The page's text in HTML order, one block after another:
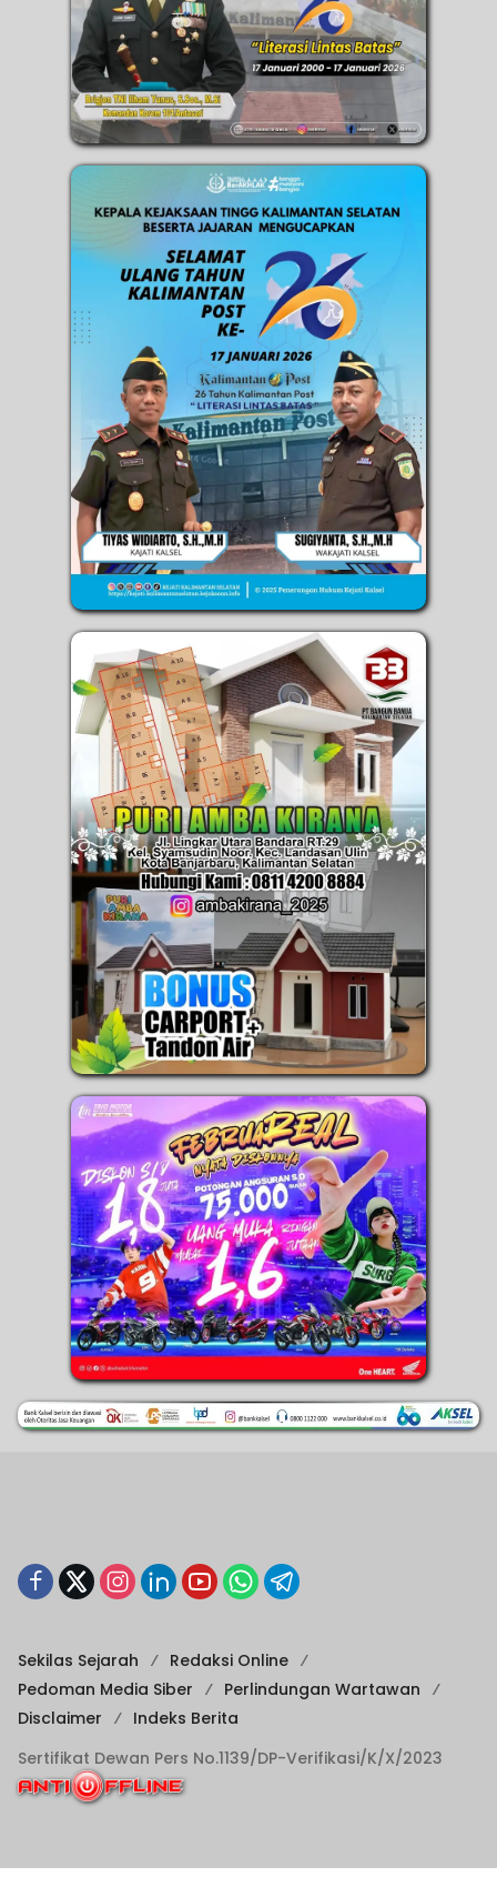
Sekilas Sejarah
Redaksi Online
Pedoman Media Siber
Perlindungan Wartawan
Disclaimer
Indeks Berita
Sertifikat Dewan Pers No.1139/DP-Verifikasi/K/X/2023